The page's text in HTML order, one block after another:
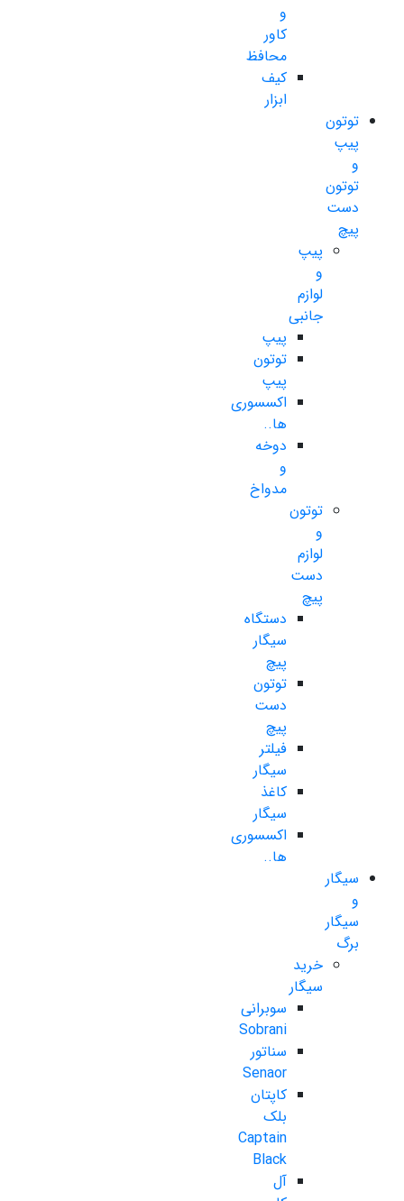
و
کاور
محافظ
کیف
ابزار
توتون
پیپ
و
توتون
دست
پیچ
پیپ
و
لوازم
جانبی
پیپ
توتون
پیپ
اکسسوری
ها..
دوخه
و
مدواخ
توتون
و
لوازم
دست
پیچ
دستگاه
سیگار
پیچ
توتون
دست
پیچ
فیلتر
سیگار
کاغذ
سیگار
اکسسوری
ها..
سیگار
و
سیگار
برگ
خرید
سیگار
سوبرانی
Sobrani
سناتور
Senaor
کاپتان
بلک
Captain
Black
آل